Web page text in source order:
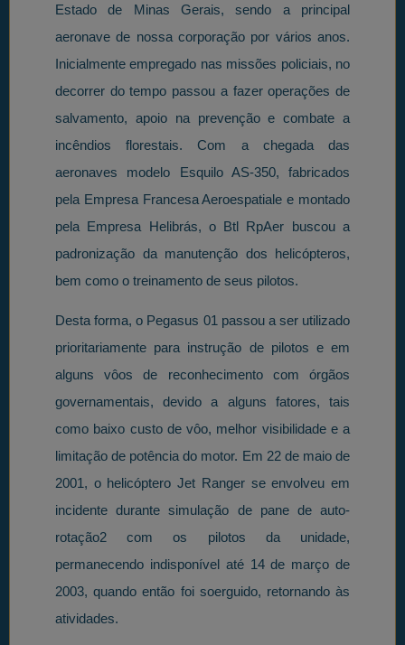
Estado de Minas Gerais, sendo a principal
aeronave de nossa corporação por vários anos.
Inicialmente empregado nas missões policiais, no
decorrer do tempo passou a fazer operações de
salvamento, apoio na prevenção e combate a
incêndios florestais. Com a chegada das
aeronaves modelo Esquilo AS-350, fabricados
pela Empresa Francesa Aeroespatiale e montado
pela Empresa Helibrás, o Btl RpAer buscou a
padronização da manutenção dos helicópteros,
bem como o treinamento de seus pilotos.
Desta forma, o Pegasus 01 passou a ser utilizado
prioritariamente para instrução de pilotos e em
alguns vôos de reconhecimento com órgãos
governamentais, devido a alguns fatores, tais
como baixo custo de vôo, melhor visibilidade e a
limitação de potência do motor. Em 22 de maio de
2001, o helicóptero Jet Ranger se envolveu em
incidente durante simulação de pane de auto-
rotação2 com os pilotos da unidade,
permanecendo indisponível até 14 de março de
2003, quando então foi soerguido, retornando às
atividades.